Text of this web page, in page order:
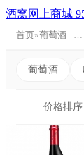
酒窝网上商城
首页» 葡萄酒 · Wine
葡萄酒
价格排序